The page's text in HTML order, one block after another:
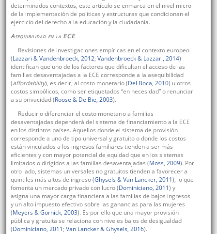
determinados contextos, este artículo se enmarca en el nivel micro
de la implementación de políticas y estructuras que condicionan el
ejercicio del derecho a la educación y la ciudadanía.
Asequibilidad en la ECE
Revisiones de investigaciones empíricas en el contexto europeo
(Lazzari & Vandenbroeck, 2012; Vandenbroeck & Lazzari, 2014)
identifican que uno de los factores que dificultan el acceso de las
familias desaventajadas a la ECE corresponde a la asequibilidad
(affordability), es decir, al costo monetario (Del Boca, 2010) u otros
costos simbólicos, como ser etiquetados “en necesidad” o renunciar
a su privacidad (Roose & De Bie, 2003).
Reducir o diferenciar el costo monetario a familias
desaventajadas dependerá del sistema de financiamiento a la ECE
en los distintos países. Aquellos donde el sistema de provisión
corresponde a uno de tipo universal y gratuito o donde los costos
están vinculados a los ingresos familiares tienden a ser más
eficientes y con mayor potencial de equidad que en los sistemas
limitados o dirigidos a las familias desaventajadas (Moss, 2009). Por
otro lado, sistemas universales no gratuitos tienden a favorecer a
quintiles más altos de ingreso (Ghysels & Van Lancker, 2011), lo que
fomenta un mercado privado con lucro (Dominiciano, 2011) y
asigna una mayor carga financiera a las familias de bajos ingresos
y un alto impuesto efectivo sobre las ganancias para las mujeres
(Meyers & Gornick, 2003). Es por ello que una mayor provisión
pública y gratuita se relaciona con niveles bajos de desigualdad
(Dominiciano, 2011; Van Lancker & Ghysels, 2016).